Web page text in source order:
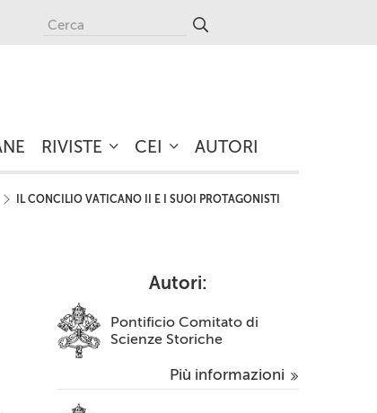
RIVISTE CEI AUTORI
IL CONCILIO VATICANO II E I SUOI PROTAGONISTI
Autori:
Pontificio Comitato di
Scienze Storiche
Più informazioni